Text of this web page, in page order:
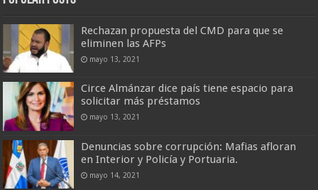
Rechazan propuesta del CMD para que se
eliminen las AFPs
mayo 13, 2021
Circe Almánzar dice país tiene espacio para
solicitar más préstamos
mayo 13, 2021
Denuncias sobre corrupción: Mafias afloran
en Interior y Policía y Portuaria.
mayo 14, 2021